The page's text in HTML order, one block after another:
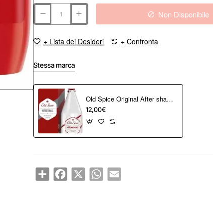
Non Disponibile
+ Lista dei Desideri + Confronta
Stessa marca
Old Spice Original After shave lotion 150 ml
12,00€
ShareFacebook
X WhatsAppEmail